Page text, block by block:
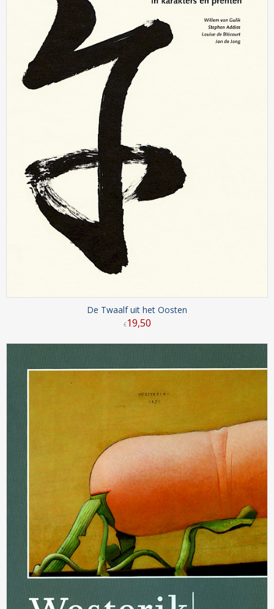
De Twaalf uit het Oosten
€19,50